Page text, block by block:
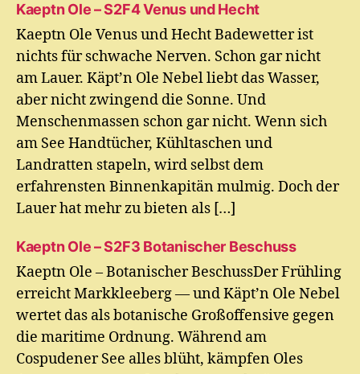
Kaeptn Ole – S2F4 Venus und Hecht
Kaeptn Ole Venus und Hecht Badewetter ist
nichts für schwache Nerven. Schon gar nicht
am Lauer. Käpt’n Ole Nebel liebt das Wasser,
aber nicht zwingend die Sonne. Und
Menschenmassen schon gar nicht. Wenn sich
am See Handtücher, Kühltaschen und
Landratten stapeln, wird selbst dem
erfahrensten Binnenkapitän mulmig. Doch der
Lauer hat mehr zu bieten als […]
Kaeptn Ole – S2F3 Botanischer Beschuss
Kaeptn Ole – Botanischer BeschussDer Frühling
erreicht Markkleeberg — und Käpt’n Ole Nebel
wertet das als botanische Großoffensive gegen
die maritime Ordnung. Während am
Cospudener See alles blüht, kämpfen Oles